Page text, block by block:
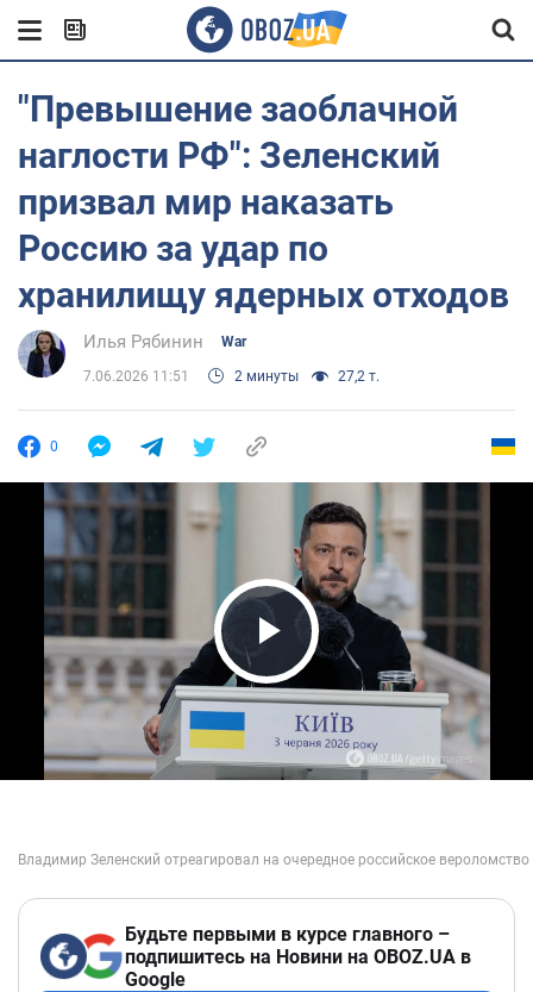
"Превышение заоблачной
наглости РФ": Зеленский
призвал мир наказать
Россию за удар по
хранилищу ядерных отходов
Илья Рябинин War
7.06.2026 11:51 2 минуты 27,2 т.
0
Play Video
Будьте первыми в курсе главного –
подпишитесь на Новини на OBOZ.UA в
Google